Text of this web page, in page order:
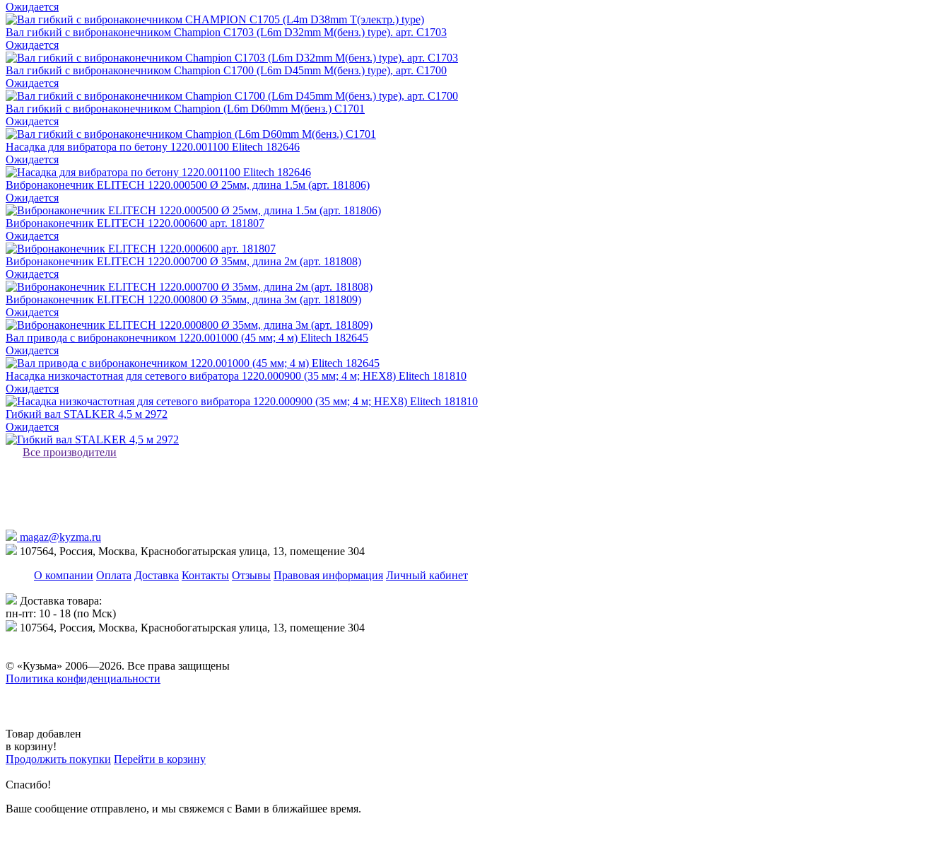
Ожидается
Вал гибкий с вибронаконечником Champion C1703 (L6m D32mm M(бенз.) type). арт. C1703
Ожидается
Вал гибкий с вибронаконечником Champion C1700 (L6m D45mm M(бенз.) type), арт. C1700
Ожидается
Вал гибкий с вибронаконечником Champion (L6m D60mm M(бенз.) C1701
Ожидается
Насадка для вибратора по бетону 1220.001100 Elitech 182646
Ожидается
Вибронаконечник ELITECH 1220.000500 Ø 25мм, длина 1.5м (арт. 181806)
Ожидается
Вибронаконечник ELITECH 1220.000600 арт. 181807
Ожидается
Вибронаконечник ELITECH 1220.000700 Ø 35мм, длина 2м (арт. 181808)
Ожидается
Вибронаконечник ELITECH 1220.000800 Ø 35мм, длина 3м (арт. 181809)
Ожидается
Вал привода с вибронаконечником 1220.001000 (45 мм; 4 м) Elitech 182645
Ожидается
Насадка низкочастотная для сетевого вибратора 1220.000900 (35 мм; 4 м; HEX8) Elitech 181810
Ожидается
Гибкий вал STALKER 4,5 м 2972
Ожидается
Все производители
magaz@kyzma.ru
107564, Россия, Москва, Краснобогатырская улица, 13, помещение 304
О компании Оплата Доставка Контакты Отзывы Правовая информация Личный кабинет
Доставка товара:
пн-пт: 10 - 18 (по Мск)
107564, Россия, Москва, Краснобогатырская улица, 13, помещение 304
© «Кузьма» 2006—2026. Все права защищены
Политика конфиденциальности
Товар добавлен
в корзину!
Продолжить покупки Перейти в корзину
Спасибо!
Ваше сообщение отправлено, и мы свяжемся с Вами в ближайшее время.